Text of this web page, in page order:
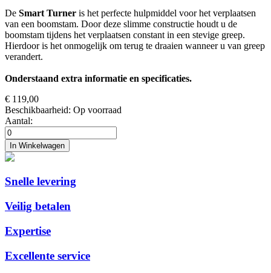
De Smart Turner is het perfecte hulpmiddel voor het verplaatsen
van een boomstam. Door deze slimme constructie houdt u de
boomstam tijdens het verplaatsen constant in een stevige greep.
Hierdoor is het onmogelijk om terug te draaien wanneer u van greep
verandert.
Onderstaand extra informatie en specificaties.
€ 119,00
Beschikbaarheid: Op voorraad
Aantal:
In Winkelwagen
Snelle levering
Veilig betalen
Expertise
Excellente service